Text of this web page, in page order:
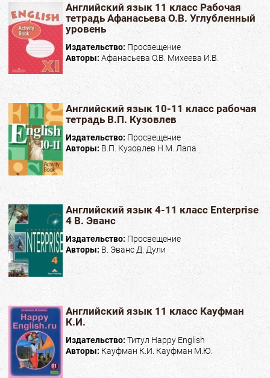
Английский язык 11 класс Рабочая
тетрадь Афанасьева О.В. Углубленный
уровень
Издательство: Просвещение
Авторы: Афанасьева О.В. Михеева И.В.
Английский язык 10-11 класс рабочая
тетрадь В.П. Кузовлев
Издательство: Просвещение
Авторы: В.П. Кузовлев Н.М. Лапа
Английский язык 4-11 класс Enterprise
4 В. Эванс
Издательство: Просвещение
Авторы: В. Эванс Д. Дули
Английский язык 11 класс Кауфман
К.И.
Издательство: Титул Happy English
Авторы: Кауфман К.И. Кауфман М.Ю.